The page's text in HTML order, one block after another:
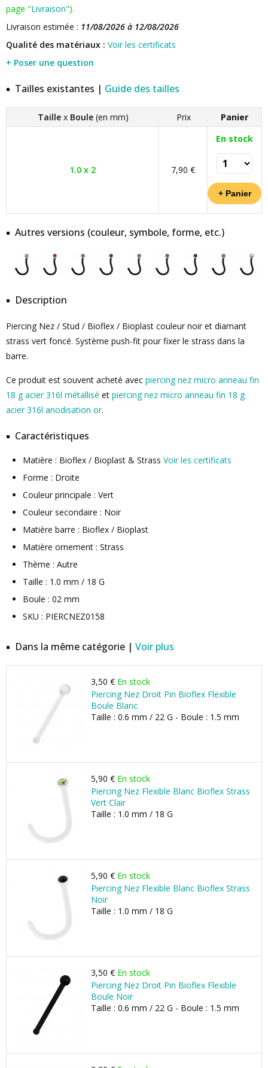
page "Livraison").
Livraison estimée : 11/08/2026 à 12/08/2026
Qualité des matériaux : Voir les certificats
+ Poser une question
Tailles existantes | Guide des tailles
Taille x Boule (en mm) Prix Panier
1.0 x 2 7,90 €
En stock
Autres versions (couleur, symbole, forme, etc.)
Description
Piercing Nez / Stud / Bioflex / Bioplast couleur noir et diamant
strass vert foncé. Système push-fit pour fixer le strass dans la
barre.
Ce produit est souvent acheté avec piercing nez micro anneau fin
18 g acier 316l métallisé et piercing nez micro anneau fin 18 g
acier 316l anodisation or.
Caractéristiques
Matière : Bioflex / Bioplast & Strass Voir les certificats
Forme : Droite
Couleur principale : Vert
Couleur secondaire : Noir
Matière barre : Bioflex / Bioplast
Matière ornement : Strass
Thème : Autre
Taille : 1.0 mm / 18 G
Boule : 02 mm
SKU : PIERCNEZ0158
Dans la même catégorie | Voir plus
3,50 € En stock
Piercing Nez Droit Pin Bioflex Flexible
Boule Blanc
Taille : 0.6 mm / 22 G - Boule : 1.5 mm
5,90 € En stock
Piercing Nez Flexible Blanc Bioflex Strass
Vert Clair
Taille : 1.0 mm / 18 G
5,90 € En stock
Piercing Nez Flexible Blanc Bioflex Strass
Noir
Taille : 1.0 mm / 18 G
3,50 € En stock
Piercing Nez Droit Pin Bioflex Flexible
Boule Noir
Taille : 0.6 mm / 22 G - Boule : 1.5 mm